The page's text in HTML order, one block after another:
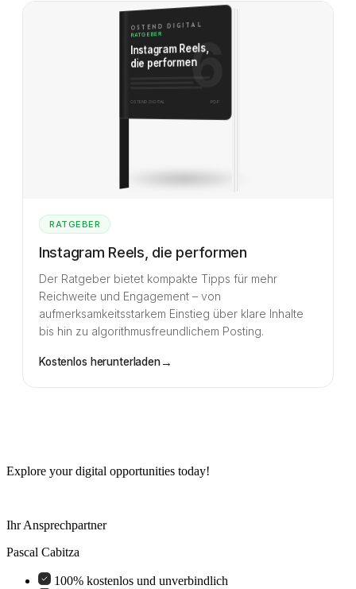
OSTEND DIGITAL
6
RATGEBER
Instagram Reels,
die performen
OSTEND.DIGITAL PDF
RATGEBER
Instagram Reels, die performen
Der Ratgeber bietet kompakte Tipps für mehr
Reichweite und Engagement – von
aufmerksamkeitsstarkem Einstieg über klare Inhalte
bis hin zu algorithmusfreundlichem Posting.
Kostenlos herunterladen→
Explore your digital opportunities today!
Ihr Ansprechpartner
Pascal Cabitza
100% kostenlos und unverbindlich